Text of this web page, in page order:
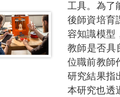
工具。為了
後師資培育
容知識模型
教師是否具
位職前教師
研究結果指
本研究也透